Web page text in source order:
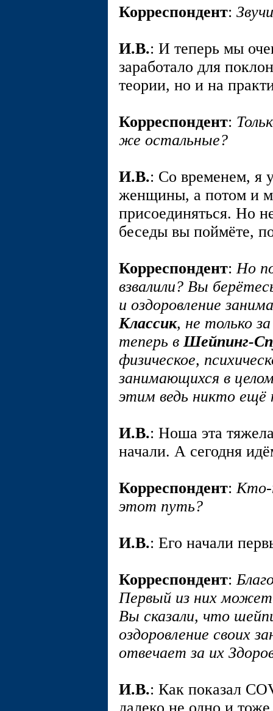
Корреспондент:
И.В.: И теперь мы
заработало для
теории, но и на
Корреспондент:
же остальные?
И.В.: Со временем, я
женщины, а потом и
присоединяться. Но
беседы вы поймёте,
Корреспондент: Но
взвалили? Вы
и оздоровление
Классик, не только
теперь вШейпинг-
физическое,
занимающихся в
этим ведь никто ещё
И.В.: Ноша эта
начали. А сегодня
Корреспондент:Кто-
этот путь?
И.В.: Его начали
Корреспондент:
Первый из них может
Вы сказали, что
оздоровление своих
отвечает за их
И.В.: Как показал